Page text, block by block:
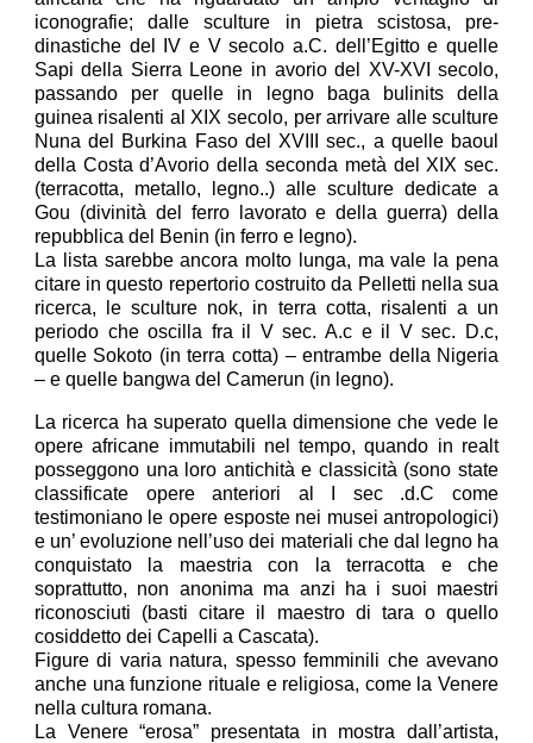
iconografie; dalle sculture in pietra scistosa, pre-
dinastiche del IV e V secolo a.C. dell’Egitto e quelle
Sapi della Sierra Leone in avorio del XV-XVI secolo,
passando per quelle in legno baga bulinits della
guinea risalenti al XIX secolo, per arrivare alle sculture
Nuna del Burkina Faso del XVIII sec., a quelle baoul
della Costa d’Avorio della seconda metà del XIX sec.
(terracotta, metallo, legno..) alle sculture dedicate a
Gou (divinità del ferro lavorato e della guerra) della
repubblica del Benin (in ferro e legno).
La lista sarebbe ancora molto lunga, ma vale la pena
citare in questo repertorio costruito da Pelletti nella sua
ricerca, le sculture nok, in terra cotta, risalenti a un
periodo che oscilla fra il V sec. A.c e il V sec. D.c,
quelle Sokoto (in terra cotta) – entrambe della Nigeria
– e quelle bangwa del Camerun (in legno).
La ricerca ha superato quella dimensione che vede le
opere africane immutabili nel tempo, quando in realt
posseggono una loro antichità e classicità (sono state
classificate opere anteriori al I sec .d.C come
testimoniano le opere esposte nei musei antropologici)
e un’ evoluzione nell’uso dei materiali che dal legno ha
conquistato la maestria con la terracotta e che
soprattutto, non anonima ma anzi ha i suoi maestri
riconosciuti (basti citare il maestro di tara o quello
cosiddetto dei Capelli a Cascata).
Figure di varia natura, spesso femminili che avevano
anche una funzione rituale e religiosa, come la Venere
nella cultura romana.
La Venere “erosa” presentata in mostra dall’artista,